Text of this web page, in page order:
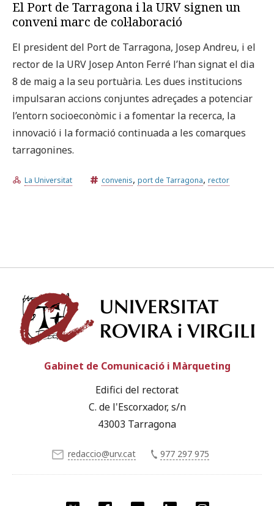
El Port de Tarragona i la URV signen un
conveni marc de col·laboració
El president del Port de Tarragona, Josep Andreu, i el
rector de la URV Josep Anton Ferré l’han signat el dia
8 de maig a la seu portuària. Les dues institucions
impulsaran accions conjuntes adreçades a potenciar
l’entorn socioeconòmic i a fomentar la recerca, la
innovació i la formació continuada a les comarques
tarragonines.
La Universitat convenis, port de Tarragona, rector
Gabinet de Comunicació i Màrqueting
Edifici del rectorat
C. de l'Escorxador, s/n
43003 Tarragona
redaccio@urv.cat 977 297 975